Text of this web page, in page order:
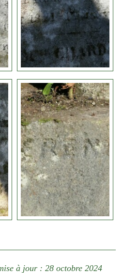
à jour : 28 octobre 2024